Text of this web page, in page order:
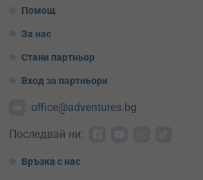
Помощ
За нас
Стани партньор
Вход за партньори
office@adventures.bg
Последвай ни:
Връзка с нас